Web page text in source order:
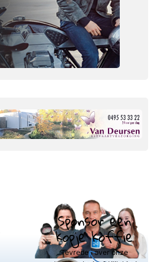
Sponsor een
kopje koffie
Tevreden over onze